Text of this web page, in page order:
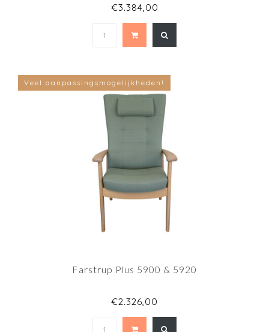
€3.384,00
Veel aanpassingsmogelijkheden!
Farstrup Plus 5900 & 5920
€2.326,00